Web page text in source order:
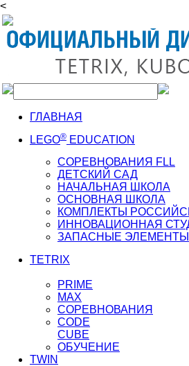
<
ГЛАВНАЯ
LEGO® EDUCATION
СОРЕВНОВАНИЯ FLL
ДЕТСКИЙ САД
НАЧАЛЬНАЯ ШКОЛА
ОСНОВНАЯ ШКОЛА
КОМПЛЕКТЫ
ИННОВАЦИОННАЯ
ЗАПАСНЫЕ ЭЛЕМЕНТЫ
TETRIX
PRIME
MAX
СОРЕВНОВАНИЯ
CODE
CUBE
ОБУЧЕНИЕ
TWIN